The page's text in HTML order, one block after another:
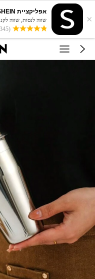
×
אפליקציית SHEIN - מוכן, הכן, סטייל!
שווה לנסות, שווה
(1,345)